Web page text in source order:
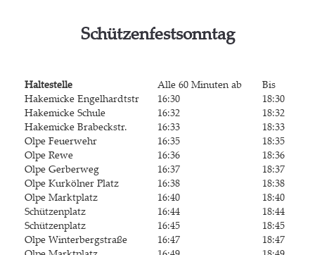
Schüt­zen­fest­sonn­tag
Hal­te­stel­le Alle 60 Minu­ten ab
Bis
Hak­emi­cke Engelhardtstr
16:30
18:30
Hak­emi­cke Schule
16:32
18:32
Hak­emi­cke Brabeckstr.
16:33
18:33
Olpe Feu­er­wehr
16:35
18:35
Olpe Rewe
16:36
18:36
Olpe Ger­ber­weg
16:37
18:37
Olpe Kur­köl­ner Platz
16:38
18:38
Olpe Markt­platz
16:40
18:40
Schüt­zen­platz
16:44
18:44
Schüt­zen­platz
16:45
18:45
Olpe Win­ter­berg­stra­ße
16:47
18:47